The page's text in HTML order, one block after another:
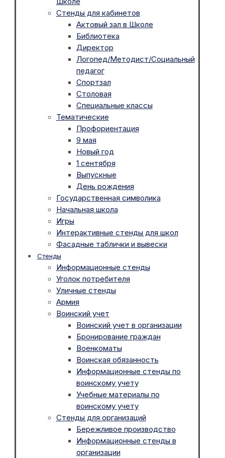
Стенды для кабинетов
Актовый зал в Школе
Библиотека
Директор
Логопед/Методист/Социальный
педагог
Спортзал
Столовая
Специальные классы
Тематические
Профориентация
9 мая
Новый год
1 сентября
Выпускные
День рождения
Государственная символика
Начальная школа
Игры
Интерактивные стенды для школ
Фасадные таблички и вывески
Стенды
Информационные стенды
Уголок потребителя
Уличные стенды
Армия
Воинский учет
Воинский учет в организации
Бронирование граждан
Военкоматы
Воинская обязанность
Информационные стенды по
воинскому учету
Учебные материалы по
воинскому учету
Стенды для организаций
Бережливое производство
Информационные стенды в
организации